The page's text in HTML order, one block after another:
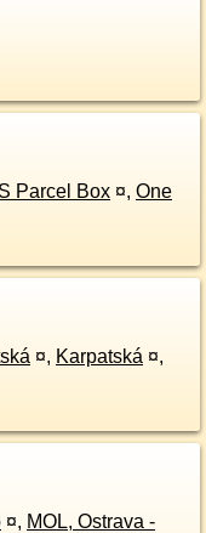
Parcel Box ¤, One
¤, Karpatská ¤,
¤, MOL, Ostrava -